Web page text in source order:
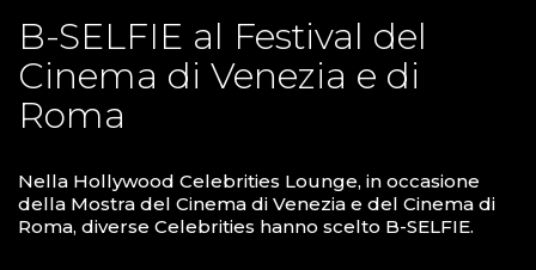
B-SELFIE al Festival del
Cinema di Venezia e di
Roma
Nella Hollywood Celebrities Lounge, in occasione
della Mostra del Cinema di Venezia e del Cinema di
Roma, diverse Celebrities hanno scelto B-SELFIE.